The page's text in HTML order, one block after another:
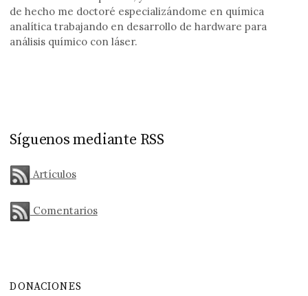
de hecho me doctoré especializándome en química
analítica trabajando en desarrollo de hardware para
análisis químico con láser.
Síguenos mediante RSS
Artículos
Comentarios
DONACIONES